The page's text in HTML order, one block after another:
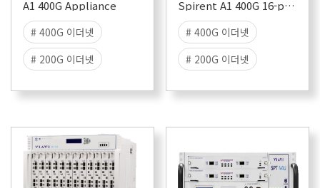
A1 400G Appliance
# 400G 이더넷
# 200G 이더넷
# 스위치 성능 시험
Spirent A1 400G 16-port Seven-Speed Appliance
# 400G 이더넷
# 200G 이더넷